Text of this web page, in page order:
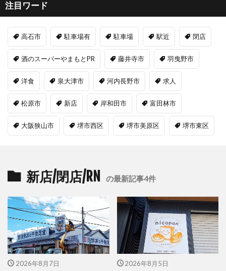
注目ワード
高石市 駐車場有 駐車場 駅近 閉店
酒のスーパーやまもとPR 藤井寺市 羽曳野市
洋食 泉大津市 河内長野市 求人
松原市 新店 岸和田市 富田林市
大阪狭山市 堺市西区 堺市美原区 堺市東区
新店/閉店/RN の最新記事4件
2026年8月7日 2026年8月5日